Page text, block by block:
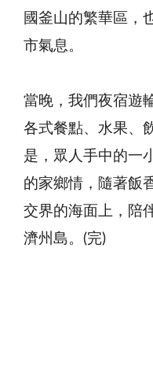
國釜山的繁華區，
市氣息。
當晚，我們夜宿遊
各式餐點、水果、
是，眾人手中的一
的家鄉情，隨著飯
交界的海面上，陪
濟州島。(完)